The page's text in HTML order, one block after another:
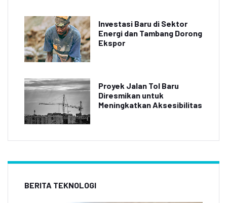
Investasi Baru di Sektor
Energi dan Tambang Dorong
Ekspor
Proyek Jalan Tol Baru
Diresmikan untuk
Meningkatkan Aksesibilitas
BERITA TEKNOLOGI